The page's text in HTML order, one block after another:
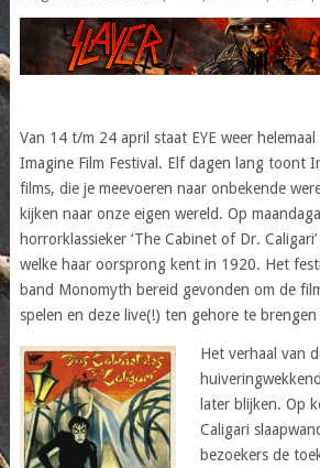
Van 14 t/m 24 april staat EYE weer
Imagine Film Festival. Elf dagen lang toont
films, die je meevoeren naar onbekende
kijken naar onze eigen wereld. Op
horrorklassieker ‘The Cabinet of Dr.
welke haar oorsprong kent in 1920. Het
band Monomyth bereid gevonden om de
spelen en deze live(!) ten gehore te
Het verhaal van
later blijken. Op
Caligari
bezoekers de